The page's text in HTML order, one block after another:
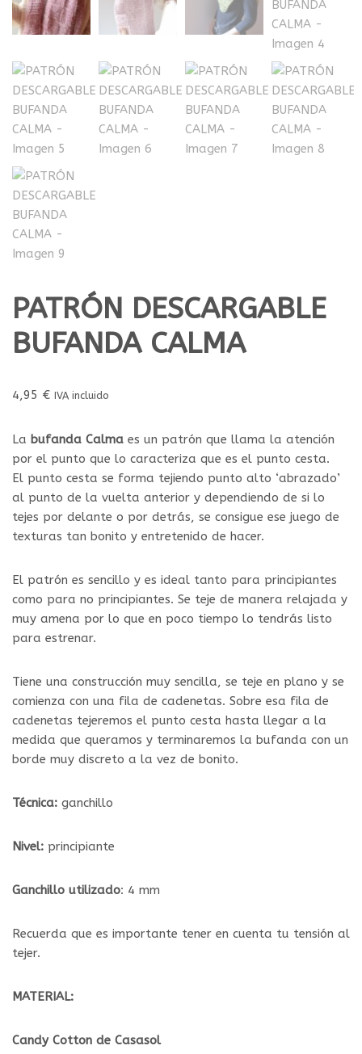
PATRÓN DESCARGABLE
BUFANDA CALMA
4,95 € IVA incluido
La bufanda Calma es un patrón que llama la atención
por el punto que lo caracteriza que es el punto cesta.
El punto cesta se forma tejiendo punto alto ‘abrazado’
al punto de la vuelta anterior y dependiendo de si lo
tejes por delante o por detrás, se consigue ese juego de
texturas tan bonito y entretenido de hacer.
El patrón es sencillo y es ideal tanto para principiantes
como para no principiantes. Se teje de manera relajada y
muy amena por lo que en poco tiempo lo tendrás listo
para estrenar.
Tiene una construcción muy sencilla, se teje en plano y se
comienza con una fila de cadenetas. Sobre esa fila de
cadenetas tejeremos el punto cesta hasta llegar a la
medida que queramos y terminaremos la bufanda con un
borde muy discreto a la vez de bonito.
Técnica: ganchillo
Nivel: principiante
Ganchillo utilizado: 4 mm
Recuerda que es importante tener en cuenta tu tensión al
tejer.
MATERIAL:
Candy Cotton de Casasol